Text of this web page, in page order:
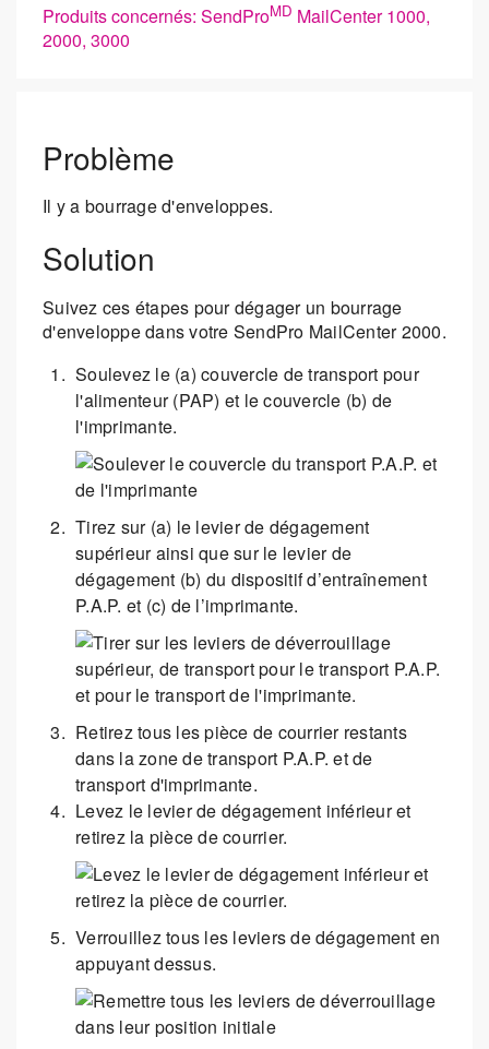
Produits concernés: SendProMD MailCenter 1000,
2000, 3000
Problème
Il y a bourrage d'enveloppes.
Solution
Suivez ces étapes pour dégager un bourrage
d'enveloppe dans votre SendPro MailCenter 2000.
Soulevez le (a) couvercle de transport pour
l'alimenteur (PAP) et le couvercle (b) de
l'imprimante.
Tirez sur (a) le levier de dégagement
supérieur ainsi que sur le levier de
dégagement (b) du dispositif d’entraînement
P.A.P. et (c) de l’imprimante.
Retirez tous les pièce de courrier restants
dans la zone de transport P.A.P. et de
transport d'imprimante.
Levez le levier de dégagement inférieur et
retirez la pièce de courrier.
Verrouillez tous les leviers de dégagement en
appuyant dessus.